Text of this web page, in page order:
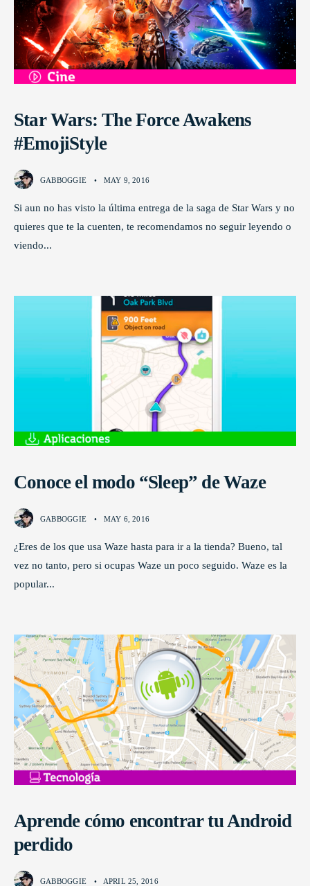
Star Wars: The Force Awakens
#EmojiStyle
GABBOGGIE • MAY 9, 2016
Si aun no has visto la última entrega de la saga de Star Wars y no
quieres que te la cuenten, te recomendamos no seguir leyendo o
viendo...
Conoce el modo “Sleep” de Waze
GABBOGGIE • MAY 6, 2016
¿Eres de los que usa Waze hasta para ir a la tienda? Bueno, tal
vez no tanto, pero si ocupas Waze un poco seguido. Waze es la
popular...
Aprende cómo encontrar tu Android
perdido
GABBOGGIE • APRIL 25, 2016